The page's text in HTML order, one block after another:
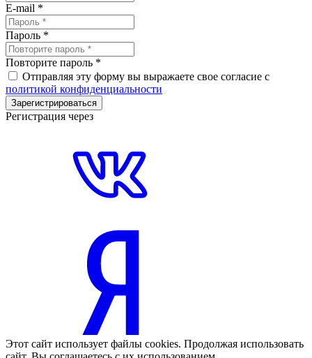
E-mail *
Пароль *
Повторите пароль *
Отправляя эту форму вы выражаете свое согласие с
политикой конфиденциальности
Зарегистрироваться
Регистрация через
Этот сайт использует файлы cookies. Продолжая использовать